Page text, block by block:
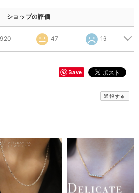
ショップの評価
920 47 16
Save
通報する